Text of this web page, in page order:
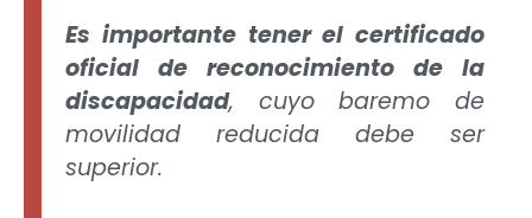
Es importante tener el certificado
oficial de reconocimiento de la
discapacidad, cuyo baremo de
movilidad reducida debe ser
superior.